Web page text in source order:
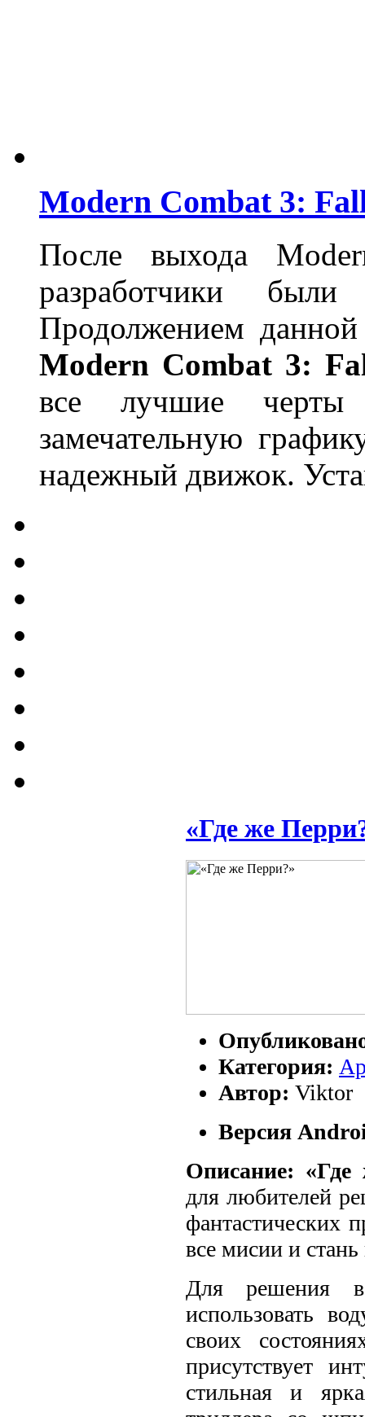
Modern Combat 3:
После выхода
разработчики
Продолжением данной
Modern Combat 3:
все лучшие черты
замечательную
надежный движок.
«Где же
Категория:
Автор: Viktor
Версия
Описание:
для любителей
фантастических
все мисии и
Для решения
использовать
своих
присутствует
стильная и